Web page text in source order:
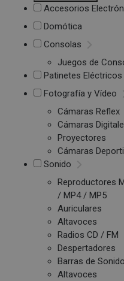
Accesorios
Domótica
Consolas
Juegos de
Patinetes Eléctricos
Fotografía y Vídeo
Cámaras Reflex
Cámaras
Proyectores
Cámaras
Sonido
Reproductores
/ MP4 / MP5
Auriculares
Altavoces
Radios CD / FM
Despertadores
Barras de Sonido
Altavoces